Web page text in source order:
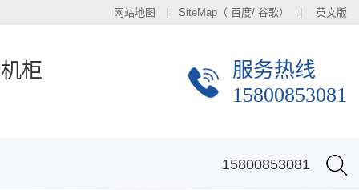
网站地图 | SiteMap（ 百度/ 谷歌） | 英文版
柜 服务热线
15800853081
15800853081